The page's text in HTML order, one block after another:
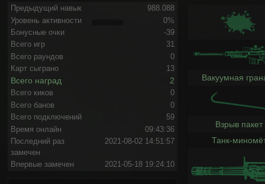
Предыдущий навык
988.088
Уровень активности
0%
Бонусные очки
-39
Всего игр
31
Всего раундов
0
Карт сыграно
13
Всего наград 2
Всего киков
0
Всего банов
0
Всего подключений
59
Время онлайн
09:43:36
Последний раз
замечен
2021-08-02 14:51:57
Впервые замечен 2021-05-18 19:24:10
Вакуумная
Взрыв пакет
Танк-